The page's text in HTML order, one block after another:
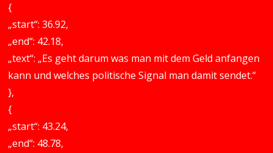
{
„start“: 36.92,
„end“: 42.18,
„text“: „Es geht darum was man mit dem Geld anfangen
kann und welches politische Signal man damit sendet.“
},
{
„start“: 43.24,
„end“: 48.78,